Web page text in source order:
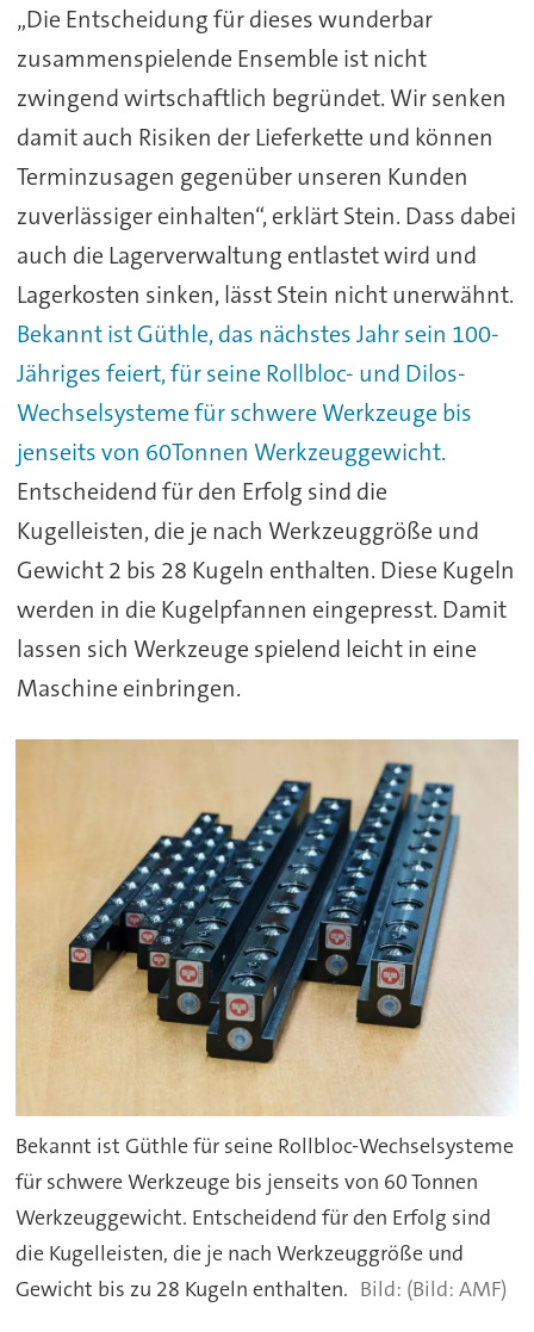
„Die Entscheidung für dieses wunderbar
zusammenspielende Ensemble ist nicht
zwingend wirtschaftlich begründet. Wir senken
damit auch Risiken der Lieferkette und können
Terminzusagen gegenüber unseren Kunden
zuverlässiger einhalten“, erklärt Stein. Dass dabei
auch die Lagerverwaltung entlastet wird und
Lagerkosten sinken, lässt Stein nicht unerwähnt.
Bekannt ist Güthle, das nächstes Jahr sein 100-
Jähriges feiert, für seine Rollbloc- und Dilos-
Wechselsysteme für schwere Werkzeuge bis
jenseits von 60Tonnen Werkzeuggewicht.
Entscheidend für den Erfolg sind die
Kugelleisten, die je nach Werkzeuggröße und
Gewicht 2 bis 28 Kugeln enthalten. Diese Kugeln
werden in die Kugelpfannen eingepresst. Damit
lassen sich Werkzeuge spielend leicht in eine
Maschine einbringen.
Bekannt ist Güthle für seine Rollbloc-Wechselsysteme
für schwere Werkzeuge bis jenseits von 60 Tonnen
Werkzeuggewicht. Entscheidend für den Erfolg sind
die Kugelleisten, die je nach Werkzeuggröße und
Gewicht bis zu 28 Kugeln enthalten.
(Bild: AMF)